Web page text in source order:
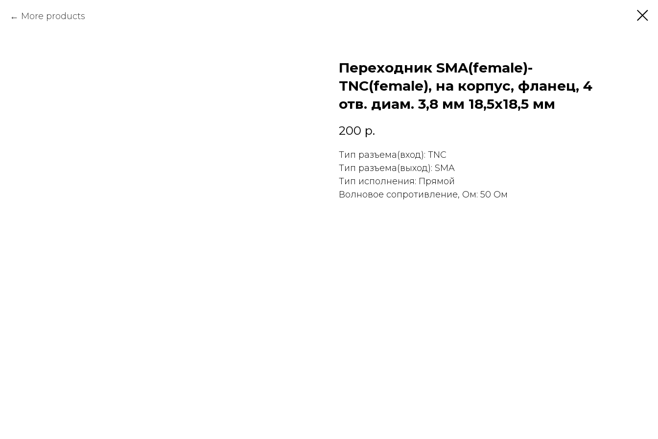
More products
Переходник SMA(female)-
TNC(female), на корпус, фланец, 4
отв. диам. 3,8 мм 18,5х18,5 мм
200 р.
Тип разъема(вход): TNC
Тип разъема(выход): SMA
Тип исполнения: Прямой
Волновое сопротивление, Ом: 50 Ом